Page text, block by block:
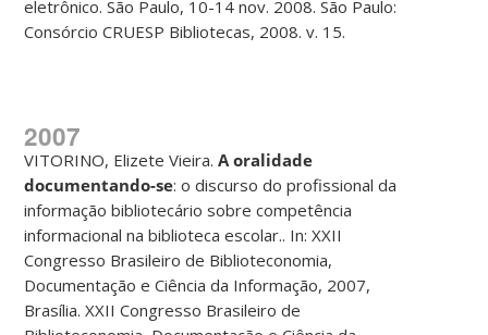
eletrônico. São Paulo, 10-14 nov. 2008. São Paulo:
Consórcio CRUESP Bibliotecas, 2008. v. 15.
2007
VITORINO, Elizete Vieira.A oralidade
documentando-se: o discurso do profissional da
informação bibliotecário sobre competência
informacional na biblioteca escolar.. In: XXII
Congresso Brasileiro de Biblioteconomia,
Documentação e Ciência da Informação, 2007,
Brasília. XXII Congresso Brasileiro de